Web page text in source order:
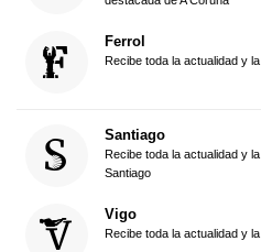
Ferrol
Recibe toda la actualidad y
Santiago
Recibe toda la actualidad y
Santiago
Vigo
Recibe toda la actualidad y